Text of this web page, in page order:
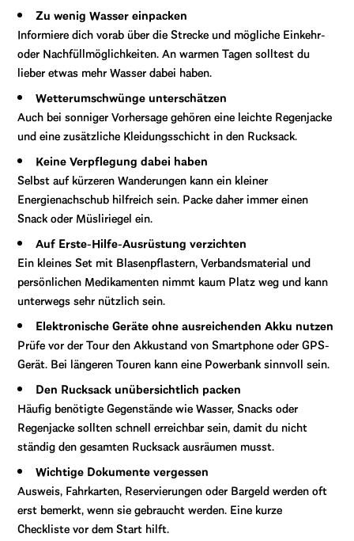
Zu wenig Wasser einpacken
Informiere dich vorab über die Strecke und mögliche Einkehr-
oder Nachfüllmöglichkeiten. An warmen Tagen solltest du
lieber etwas mehr Wasser dabei haben.
Wetterumschwünge unterschätzen
Auch bei sonniger Vorhersage gehören eine leichte Regenjacke
und eine zusätzliche Kleidungsschicht in den Rucksack.
Keine Verpflegung dabei haben
Selbst auf kürzeren Wanderungen kann ein kleiner
Energienachschub hilfreich sein. Packe daher immer einen
Snack oder Müsliriegel ein.
Auf Erste-Hilfe-Ausrüstung verzichten
Ein kleines Set mit Blasenpflastern, Verbandsmaterial und
persönlichen Medikamenten nimmt kaum Platz weg und kann
unterwegs sehr nützlich sein.
Elektronische Geräte ohne ausreichenden Akku nutzen
Prüfe vor der Tour den Akkustand von Smartphone oder GPS-
Gerät. Bei längeren Touren kann eine Powerbank sinnvoll sein.
Den Rucksack unübersichtlich packen
Häufig benötigte Gegenstände wie Wasser, Snacks oder
Regenjacke sollten schnell erreichbar sein, damit du nicht
ständig den gesamten Rucksack ausräumen musst.
Wichtige Dokumente vergessen
Ausweis, Fahrkarten, Reservierungen oder Bargeld werden oft
erst bemerkt, wenn sie gebraucht werden. Eine kurze
Checkliste vor dem Start hilft.